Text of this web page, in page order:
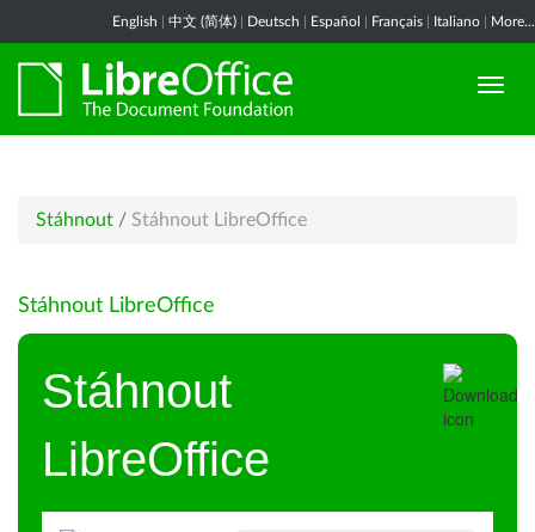
English 中文 (简体) Deutsch Español Français Italiano More...
Stáhnout / Stáhnout LibreOffice
Stáhnout LibreOffice
Stáhnout
LibreOffice